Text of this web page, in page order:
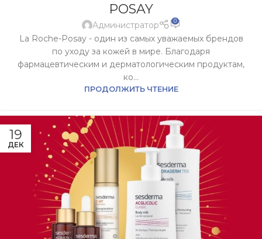
POSAY
Администратор 0
La Roche-Posay - один из самых уважаемых брендов
по уходу за кожей в мире. Благодаря
фармацевтическим и дерматологическим продуктам,
ко...
ПРОДОЛЖИТЬ ЧТЕНИЕ
19
ДЕК